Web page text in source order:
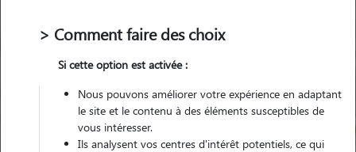
Pour quel animal ?
> Comment faire des choix
Si cette option est activée :
Nous pouvons améliorer votre expérience en adaptant
le site et le contenu à des éléments susceptibles de
vous intéresser.
Ils analysent vos centres d'intérêt potentiels, ce qui